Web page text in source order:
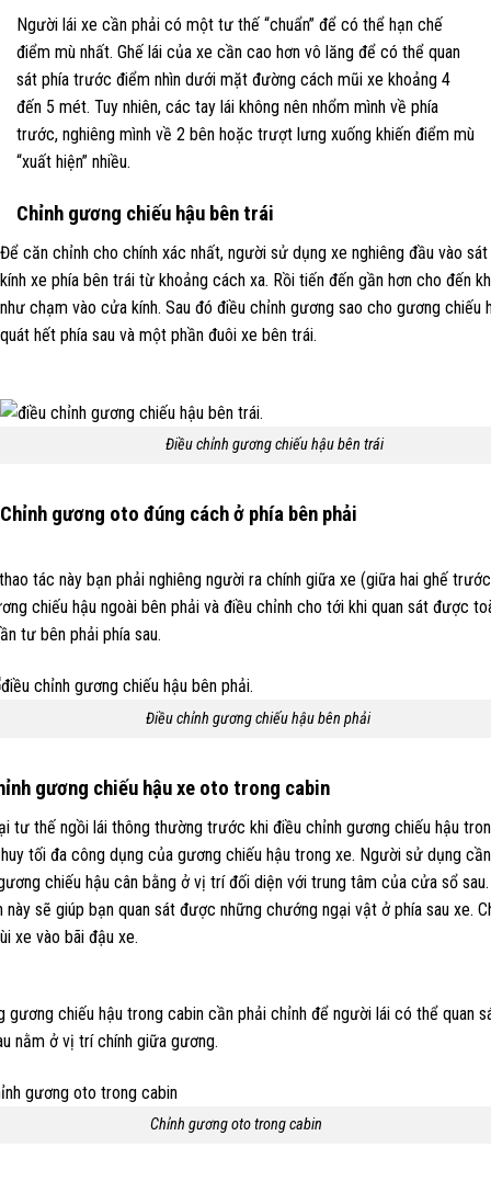
Người lái xe cần phải có một tư thế “chuẩn” để có thể hạn chế
điểm mù nhất. Ghế lái của xe cần cao hơn vô lăng để có thể quan
sát phía trước điểm nhìn dưới mặt đường cách mũi xe khoảng 4
đến 5 mét. Tuy nhiên, các tay lái không nên nhổm mình về phía
trước, nghiêng mình về 2 bên hoặc trượt lưng xuống khiến điểm mù
“xuất hiện” nhiều.
Chỉnh gương chiếu hậu bên trái
Để căn chỉnh cho chính xác nhất, người sử dụng xe nghiêng đầu vào
kính xe phía bên trái từ khoảng cách xa. Rồi tiến đến gần hơn cho đến
như chạm vào cửa kính. Sau đó điều chỉnh gương sao cho gương chiếu
quát hết phía sau và một phần đuôi xe bên trái.
Điều chỉnh gương chiếu hậu bên trái
Chỉnh gương oto đúng cách ở phía bên phải
tác này bạn phải nghiêng người ra chính giữa xe (giữa hai ghế
chiếu hậu ngoài bên phải và điều chỉnh cho tới khi quan sát được
tư bên phải phía sau.
Điều chỉnh gương chiếu hậu bên phải
gương chiếu hậu xe oto trong cabin
tư thế ngồi lái thông thường trước khi điều chỉnh gương chiếu hậu
tối đa công dụng của gương chiếu hậu trong xe. Người sử dụng
chiếu hậu cân bằng ở vị trí đối diện với trung tâm của cửa sổ
này sẽ giúp bạn quan sát được những chướng ngại vật ở phía sau xe.
xe vào bãi đậu xe.
gương chiếu hậu trong cabin cần phải chỉnh để người lái có thể quan
nằm ở vị trí chính giữa gương.
Chỉnh gương oto trong cabin